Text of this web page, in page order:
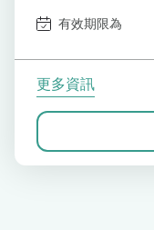
有效期限為
更多資訊